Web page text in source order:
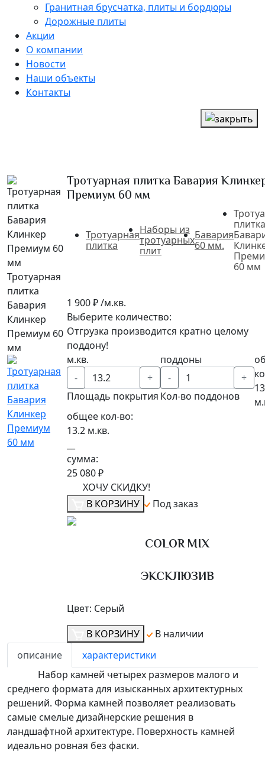
Гранитная брусчатка, плиты и бордюры
Дорожные плиты
Акции
О компании
Новости
Наши объекты
Контакты
Тротуарная
плитка
Бавария
Клинкер
Премиум 60
мм
Тротуарная плитка Бавария
Премиум 60 мм
Тротуарная
плитка
Наборы из
тротуарных
плит
Бавария
60 мм.
плитка
60 мм
1 900 ₽ /м.кв.
Выберите количество:
Отгрузка производится кратно целому
поддону!
м.кв.
-
+
Площадь покрытия
поддоны
-
+
Кол-во поддонов
общее кол-во:
13.2 м.кв.
сумма:
25 080 ₽
ХОЧУ СКИДКУ!
В КОРЗИНУ
Под заказ
COLOR MIX
ЭКСКЛЮЗИВ
Цвет: Серый
В КОРЗИНУ
В наличии
описание
характеристики
Набор камней четырех размеров малого и
среднего формата для изысканных архитектурных
решений. Форма камней позволяет реализовать
самые смелые дизайнерские решения в
ландшафтной архитектуре. Поверхность камней
идеально ровная без фаски.